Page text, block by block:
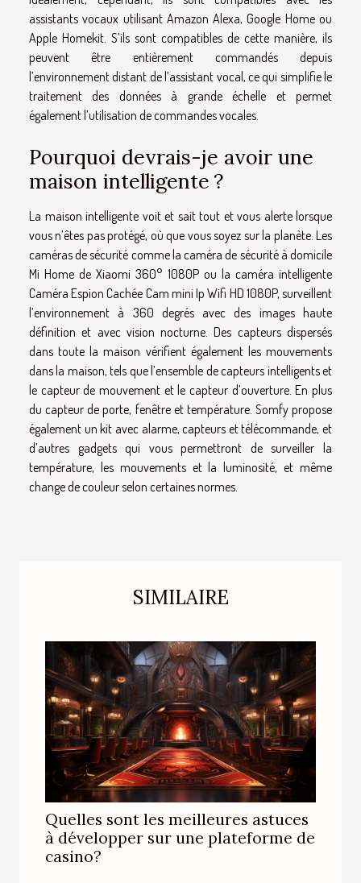
assistants vocaux utilisant Amazon Alexa, Google Home ou
Apple Homekit. S’ils sont compatibles de cette manière, ils
peuvent être entièrement commandés depuis
l’environnement distant de l’assistant vocal, ce qui simplifie le
traitement des données à grande échelle et permet
également l’utilisation de commandes vocales.
Pourquoi devrais-je avoir une
maison intelligente ?
La maison intelligente voit et sait tout et vous alerte lorsque
vous n’êtes pas protégé, où que vous soyez sur la planète. Les
caméras de sécurité comme la caméra de sécurité à domicile
Mi Home de Xiaomi 360° 1080P ou la caméra intelligente
Caméra Espion Cachée Cam mini Ip Wifi HD 1080P, surveillent
l’environnement à 360 degrés avec des images haute
définition et avec vision nocturne. Des capteurs dispersés
dans toute la maison vérifient également les mouvements
dans la maison, tels que l’ensemble de capteurs intelligents et
le capteur de mouvement et le capteur d’ouverture. En plus
du capteur de porte, fenêtre et température. Somfy propose
également un kit avec alarme, capteurs et télécommande, et
d’autres gadgets qui vous permettront de surveiller la
température, les mouvements et la luminosité, et même
change de couleur selon certaines normes.
SIMILAIRE
Quelles sont les meilleures astuces
à développer sur une plateforme de
casino?